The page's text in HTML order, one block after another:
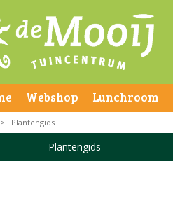
Webshop Lunchroom
> Plantengids
Plantengids